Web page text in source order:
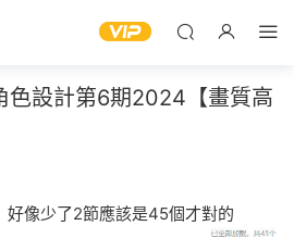
色設計第6期2024【畫質高
好像少了2節應該是45個才對的